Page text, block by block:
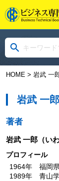
HOME> 岩武 一
岩武 一
著者
岩武 一郎（い
プロフィール
1964年 福岡
1989年 青山